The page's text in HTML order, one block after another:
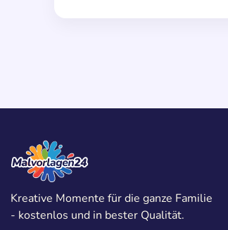
Kreative Momente für die ganze Familie
- kostenlos und in bester Qualität.